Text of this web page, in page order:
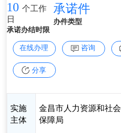
10 个工作
日
承诺办结时限
承诺件
办件类型
在线办理 咨询
分享
实施
主体
金昌市人力资源和社会
保障局